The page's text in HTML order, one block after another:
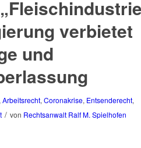
verbietet
und
Arbeitsrecht, Coronakrise, Entsenderecht,
/ von Rechtsanwalt Ralf M. Spielhofen